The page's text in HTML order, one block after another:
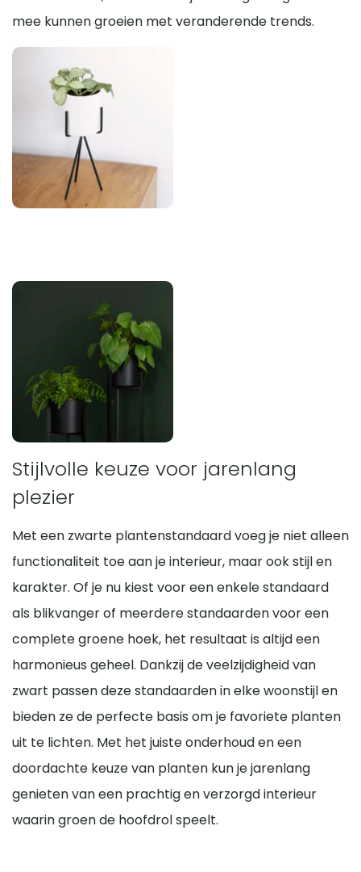
mee kunnen groeien met veranderende trends.
Stijlvolle keuze voor jarenlang
plezier
Met een zwarte plantenstandaard voeg je niet alleen
functionaliteit toe aan je interieur, maar ook stijl en
karakter. Of je nu kiest voor een enkele standaard
als blikvanger of meerdere standaarden voor een
complete groene hoek, het resultaat is altijd een
harmonieus geheel. Dankzij de veelzijdigheid van
zwart passen deze standaarden in elke woonstijl en
bieden ze de perfecte basis om je favoriete planten
uit te lichten. Met het juiste onderhoud en een
doordachte keuze van planten kun je jarenlang
genieten van een prachtig en verzorgd interieur
waarin groen de hoofdrol speelt.